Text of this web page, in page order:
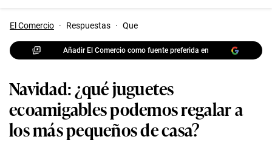
El Comercio · Respuestas · Que
Añadir El Comercio como fuente preferida en
Navidad: ¿qué juguetes
ecoamigables podemos regalar a
los más pequeños de casa?